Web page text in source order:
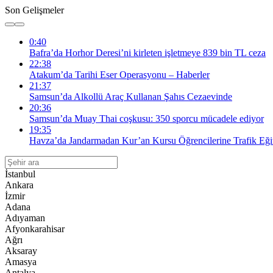
Son Gelişmeler
0:40
Bafra’da Horhor Deresi’ni kirleten işletmeye 839 bin TL ceza
22:38
Atakum’da Tarihi Eser Operasyonu – Haberler
21:37
Samsun’da Alkollü Araç Kullanan Şahıs Cezaevinde
20:36
Samsun’da Muay Thai coşkusu: 350 sporcu mücadele ediyor
19:35
Havza’da Jandarmadan Kur’an Kursu Öğrencilerine Trafik
İstanbul
Ankara
İzmir
Adana
Adıyaman
Afyonkarahisar
Ağrı
Aksaray
Amasya